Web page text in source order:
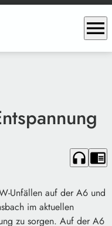
menu
headphones chrome_reader_mode
Unfällen auf der A6 und
im aktuellen
zu sorgen. Auf der A6